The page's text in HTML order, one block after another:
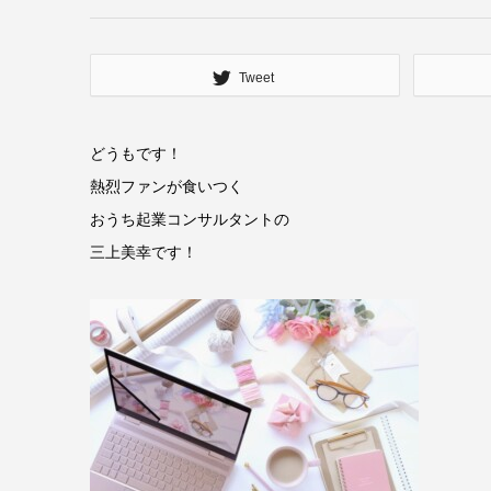
Tweet
どうもです！
熱烈ファンが食いつく
おうち起業コンサルタントの
三上美幸です！